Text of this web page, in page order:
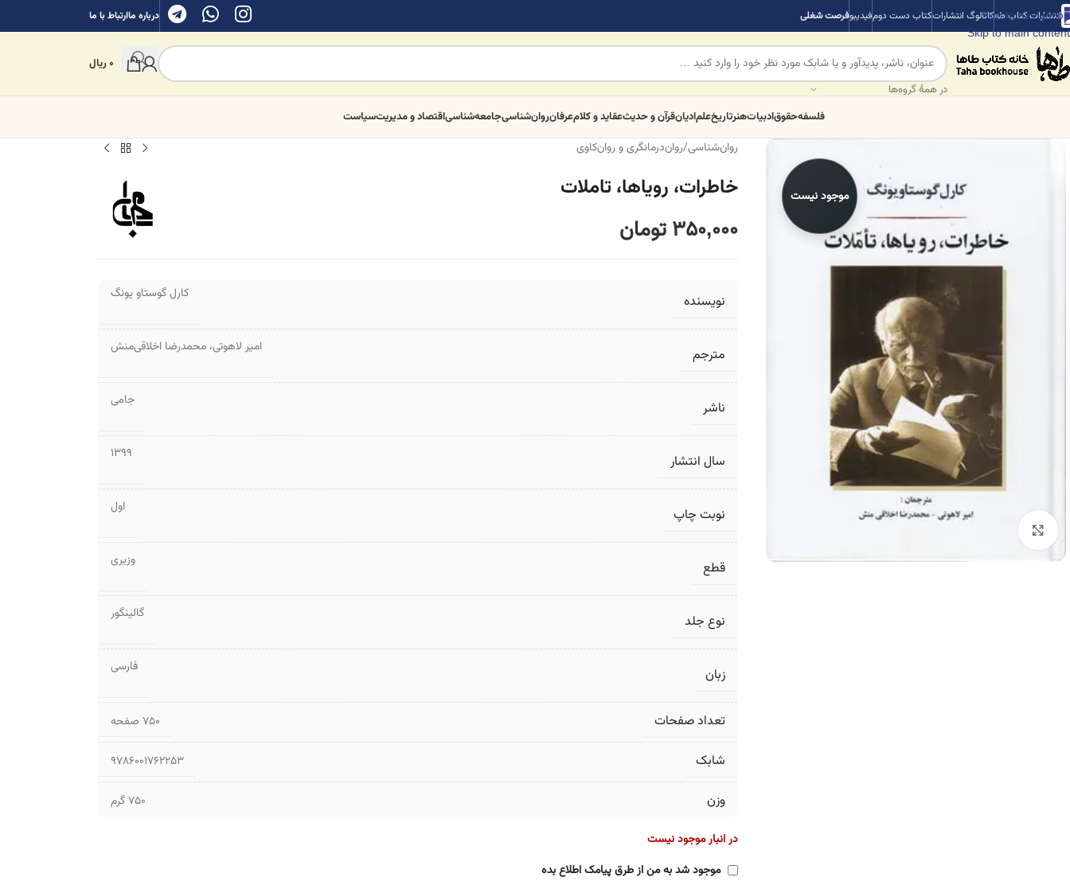
Skip to navigation
Skip to main content
انتشارات کتاب طهکاتالوگ انتشاراتکتاب دست دومفیدیبوفرصت شغلی درباره ماارتباط با ما
در همهٔ گروه‌ها
0ریال
فلسفهحقوقادبیاتهنرتاریخعلمادیانقرآن و حدیثعقاید و کلامعرفانروان‌شناسیجامعه‌شناسیاقتصاد و مدیریتسیاست
موجود نیست
روان‌شناسی/روان‌درمانگری و روان‌کاوی
خاطرات، رویاها، تاملات
350,000 تومان
نویسنده کارل گوستاو یونگ
مترجم امیر لاهوتی،محمدرضا اخلاقی‌منش
ناشر جامی
سال انتشار 1399
نوبت چاپ اول
قطع وزیری
نوع جلد گالینگور
زبان فارسی
تعداد صفحات ۷۵۰ صفحه
شابک 9786001762253
وزن 750 گرم
در انبار موجود نیست
موجود شد به من از طرق پیامک اطلاع بده